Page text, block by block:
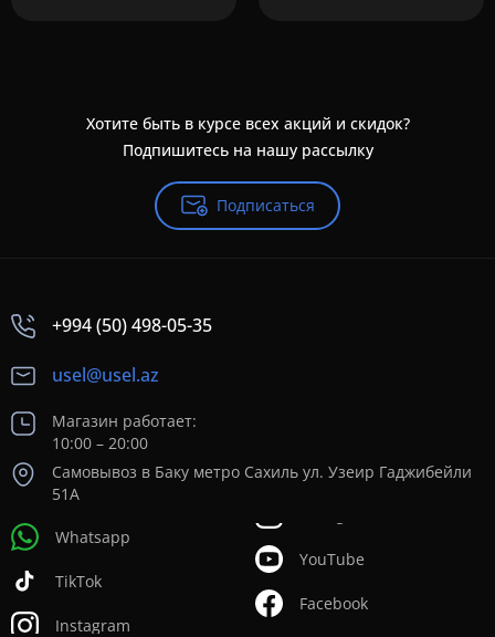
Хотите быть в курсе всех акций и скидок?
Подпишитесь на нашу рассылку
Подписаться
+994 (50) 498-05-35
usel@usel.az
Магазин работает:
10:00 – 20:00
Самовывоз в Баку метро Сахиль ул. Узеир Гаджибейли
51А
Whatsapp
TikTok
Instagram
YouTube
Facebook